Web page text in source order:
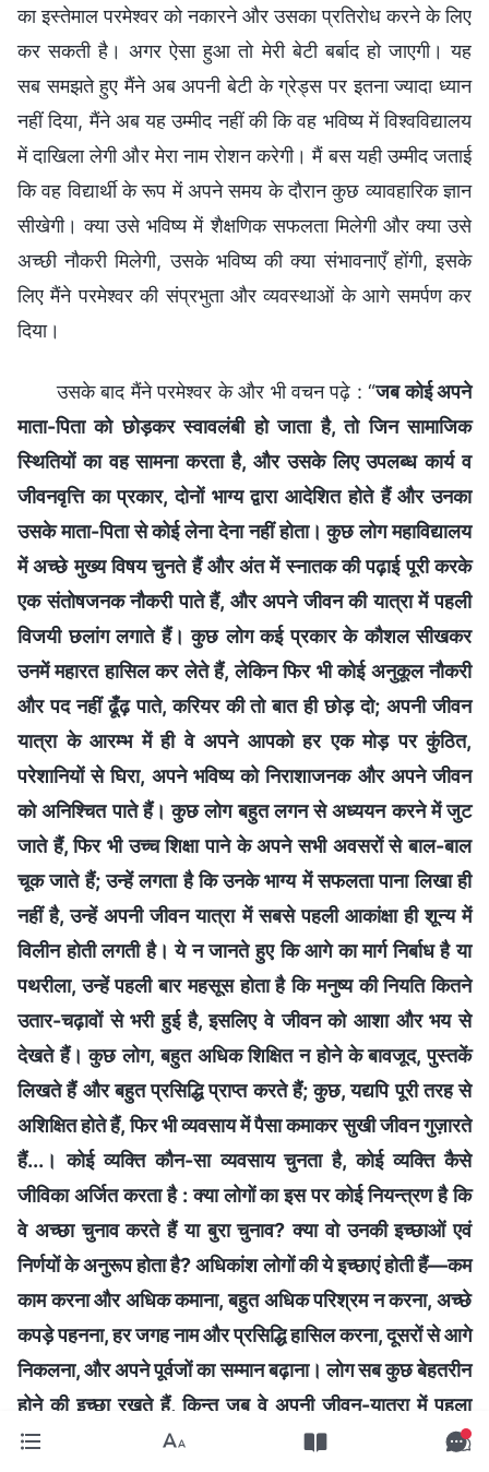
का इस्तेमाल परमेश्वर को नकारने और उसका प्रतिरोध करने के लिए
कर सकती है। अगर ऐसा हुआ तो मेरी बेटी बर्बाद हो जाएगी। यह
सब समझते हुए मैंने अब अपनी बेटी के ग्रेड्स पर इतना ज्यादा ध्यान
नहीं दिया, मैंने अब यह उम्मीद नहीं की कि वह भविष्य में विश्वविद्यालय
में दाखिला लेगी और मेरा नाम रोशन करेगी। मैं बस यही उम्मीद जताई
कि वह विद्यार्थी के रूप में अपने समय के दौरान कुछ व्यावहारिक ज्ञान
सीखेगी। क्या उसे भविष्य में शैक्षणिक सफलता मिलेगी और क्या उसे
अच्छी नौकरी मिलेगी, उसके भविष्य की क्या संभावनाएँ होंगी, इसके
लिए मैंने परमेश्वर की संप्रभुता और व्यवस्थाओं के आगे समर्पण कर
दिया।
उसके बाद मैंने परमेश्वर के और भी वचन पढ़े : “जब कोई अपने
माता-पिता को छोड़कर स्वावलंबी हो जाता है, तो जिन सामाजिक
स्थितियों का वह सामना करता है, और उसके लिए उपलब्ध कार्य व
जीवनवृत्ति का प्रकार, दोनों भाग्य द्वारा आदेशित होते हैं और उनका
उसके माता-पिता से कोई लेना देना नहीं होता। कुछ लोग महाविद्यालय
में अच्छे मुख्य विषय चुनते हैं और अंत में स्नातक की पढ़ाई पूरी करके
एक संतोषजनक नौकरी पाते हैं, और अपने जीवन की यात्रा में पहली
विजयी छलांग लगाते हैं। कुछ लोग कई प्रकार के कौशल सीखकर
उनमें महारत हासिल कर लेते हैं, लेकिन फिर भी कोई अनुकूल नौकरी
और पद नहीं ढूँढ़ पाते, करियर की तो बात ही छोड़ दो; अपनी जीवन
यात्रा के आरम्भ में ही वे अपने आपको हर एक मोड़ पर कुंठित,
परेशानियों से घिरा, अपने भविष्य को निराशाजनक और अपने जीवन
को अनिश्चित पाते हैं। कुछ लोग बहुत लगन से अध्ययन करने में जुट
जाते हैं, फिर भी उच्च शिक्षा पाने के अपने सभी अवसरों से बाल-बाल
चूक जाते हैं; उन्हें लगता है कि उनके भाग्य में सफलता पाना लिखा ही
नहीं है, उन्हें अपनी जीवन यात्रा में सबसे पहली आकांक्षा ही शून्य में
विलीन होती लगती है। ये न जानते हुए कि आगे का मार्ग निर्बाध है या
पथरीला, उन्हें पहली बार महसूस होता है कि मनुष्य की नियति कितने
उतार-चढ़ावों से भरी हुई है, इसलिए वे जीवन को आशा और भय से
देखते हैं। कुछ लोग, बहुत अधिक शिक्षित न होने के बावजूद, पुस्तकें
लिखते हैं और बहुत प्रसिद्धि प्राप्त करते हैं; कुछ, यद्यपि पूरी तरह से
अशिक्षित होते हैं, फिर भी व्यवसाय में पैसा कमाकर सुखी जीवन गुज़ारते
हैं...। कोई व्यक्ति कौन-सा व्यवसाय चुनता है, कोई व्यक्ति कैसे
जीविका अर्जित करता है : क्या लोगों का इस पर कोई नियन्त्रण है कि
वे अच्छा चुनाव करते हैं या बुरा चुनाव? क्या वो उनकी इच्छाओं एवं
निर्णयों के अनुरूप होता है? अधिकांश लोगों की ये इच्छाएं होती हैं—कम
काम करना और अधिक कमाना, बहुत अधिक परिश्रम न करना, अच्छे
कपड़े पहनना, हर जगह नाम और प्रसिद्धि हासिल करना, दूसरों से आगे
निकलना, और अपने पूर्वजों का सम्मान बढ़ाना। लोग सब कुछ बेहतरीन
होने की इच्छा रखते हैं, किन्तु जब वे अपनी जीवन-यात्रा में पहला
कदम रखते हैं, तो उन्हें धीरे-धीरे समझ में आने लगता है कि मनुष्य का